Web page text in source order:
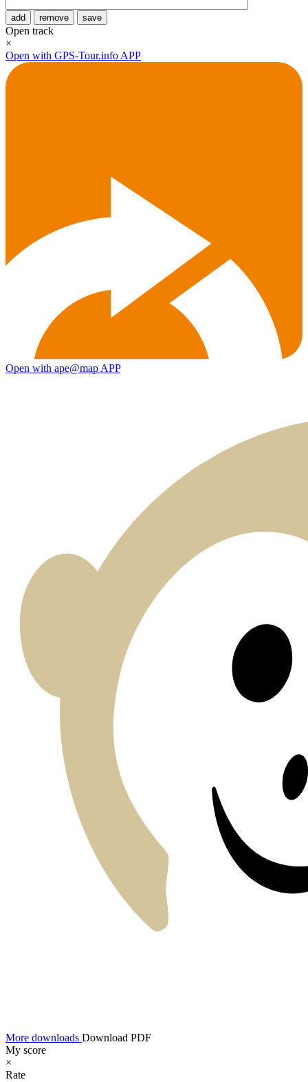
add remove save
Open track
×
Open with GPS-Tour.info APP
Open with ape@map APP
More downloads Download PDF
My score
×
Rate